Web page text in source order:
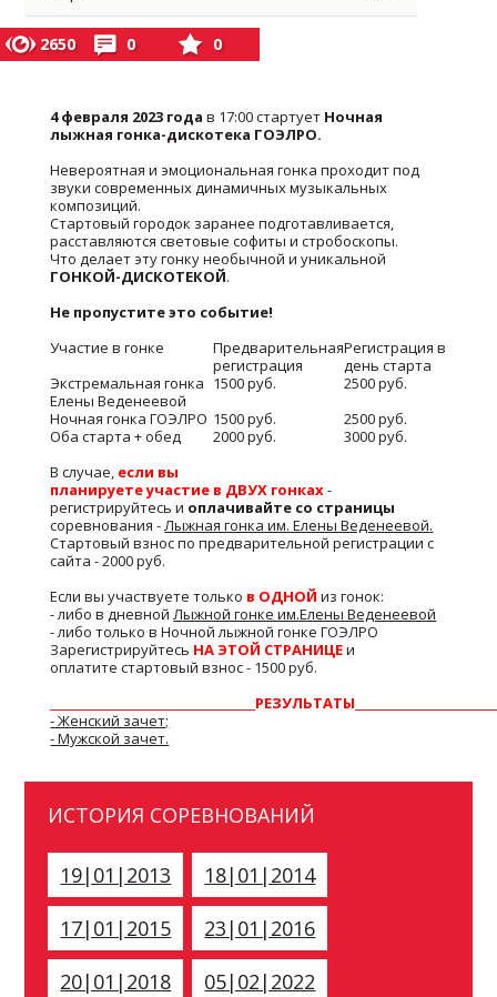
2650 0 0
4 февраля 2023 года в 17:00 стартует Ночная
лыжная гонка-дискотека ГОЭЛРО.
Невероятная и эмоциональная гонка проходит под
звуки современных динамичных музыкальных
композиций.
Стартовый городок заранее подготавливается,
расставляются световые софиты и стробоскопы.
Что делает эту гонку необычной и уникальной
ГОНКОЙ-ДИСКОТЕКОЙ.
Не пропустите это событие!
Участие в гонке
Предварительная
регистрация
Регистрация в
день старта
Экстремальная гонка
Елены Веденеевой
1500 руб.
2500 руб.
Ночная гонка ГОЭЛРО 1500 руб.
2500 руб.
Оба старта + обед
2000 руб.
3000 руб.
В случае, если вы
планируете участие в ДВУХ гонках-
регистрируйтесь и оплачивайте со страницы
соревнования -Лыжная гонка им. Елены Веденеевой.
Стартовый взнос по предварительной регистрации с
сайта - 2000 руб.
Если вы участвуете только в ОДНОЙиз гонок:
- либо в дневнойЛыжной гонке им.Елены Веденеевой
- либо только в Ночной лыжной гонке ГОЭЛРО
Зарегистрируйтесь НА ЭТОЙ СТРАНИЦЕи
оплатите стартовый взнос - 1500 руб.
- Женский зачет;
- Мужской зачет.
ИСТОРИЯ СОРЕВНОВАНИЙ
19|01|2013
18|01|2014
17|01|2015
23|01|2016
20|01|2018
05|02|2022